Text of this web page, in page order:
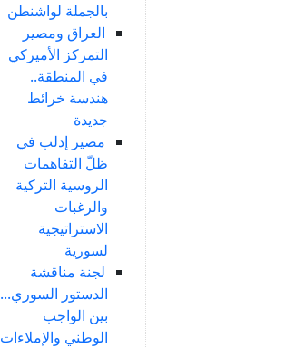
بالجملة لواشنطن
العراق ومصير
التمركز الأميركي
في المنطقة..
هندسة خرائط
جديدة
مصير إدلب في
ظلّ التفاهمات
الروسية التركية
والرغبات
الاستراتيجية
لسورية
لجنة مناقشة
الدستور السوري...
بين الواجب
الوطني والإملاءات